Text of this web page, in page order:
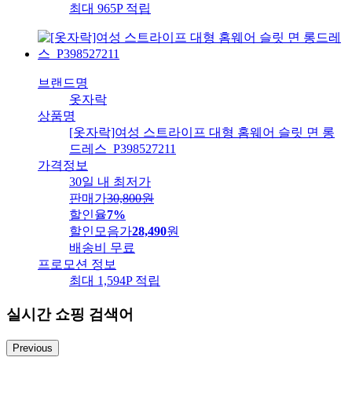
최대 965P 적립
브랜드명
옷자락
상품명
[옷자락]여성 스트라이프 대형 홈웨어 슬릿 면 롱
드레스_P398527211
가격정보
30일 내 최저가
판매가30,800원
할인율7%
할인모음가28,490원
배송비
무료
프로모션 정보
최대 1,594P 적립
실시간 쇼핑 검색어
Previous